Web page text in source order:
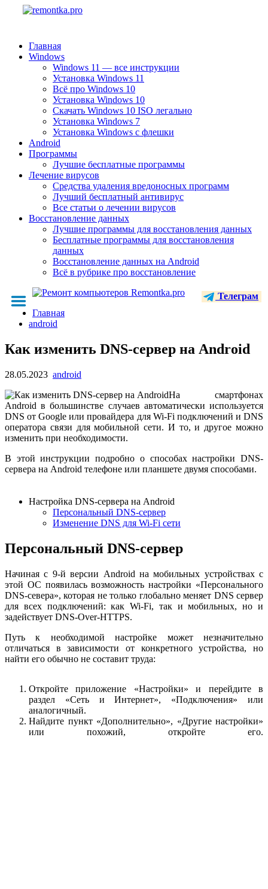
Главная
Windows
Windows 11 — все инструкции
Установка Windows 11
Всё про Windows 10
Установка Windows 10
Скачать Windows 10 ISO легально
Установка Windows 7
Установка Windows с флешки
Android
Программы
Лучшие бесплатные программы
Лечение вирусов
Средства удаления вредоносных программ
Лучший бесплатный антивирус
Все статьи о лечении вирусов
Восстановление данных
Лучшие программы для восстановления данных
Бесплатные программы для восстановления
данных
Восстановление данных на Android
Всё в рубрике про восстановление
Телеграм
Главная
android
Как изменить DNS-сервер на Android
28.05.2023 android
На смартфонах
Android в большинстве случаев автоматически используется
DNS от Google или провайдера для Wi-Fi подключений и DNS
оператора связи для мобильной сети. И то, и другое можно
изменить при необходимости.
В этой инструкции подробно о способах настройки DNS-
сервера на Android телефоне или планшете двумя способами.
Настройка DNS-сервера на Android
Персональный DNS-сервер
Изменение DNS для Wi-Fi сети
Персональный DNS-сервер
Начиная с 9-й версии Android на мобильных устройствах с
этой ОС появилась возможность настройки «Персонального
DNS-севера», которая не только глобально меняет DNS сервер
для всех подключений: как Wi-Fi, так и мобильных, но и
задействует DNS-Over-HTTPS.
Путь к необходимой настройке может незначительно
отличаться в зависимости от конкретного устройства, но
найти его обычно не составит труда:
Откройте приложение «Настройки» и перейдите в
раздел «Сеть и Интернет», «Подключения» или
аналогичный.
Найдите пункт «Дополнительно», «Другие настройки»
или похожий, откройте его.